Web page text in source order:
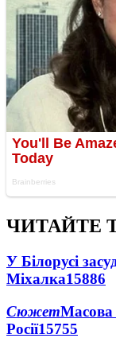
ЧИТАЙТЕ
У Білорусі
Міхалка15886
СюжетМасова
Росії15755